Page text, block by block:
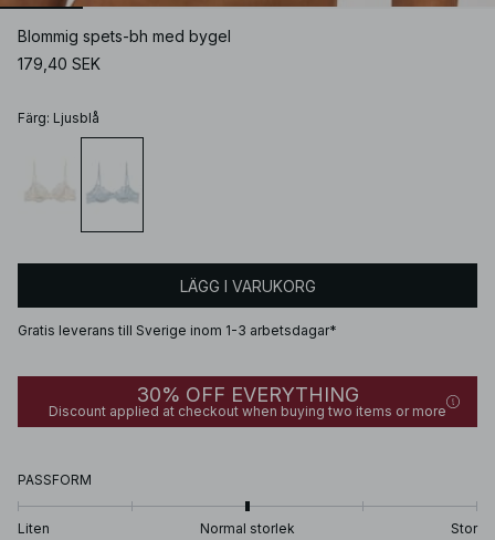
Blommig spets-bh med bygel
179,40 SEK
Färg: Ljusblå
LÄGG I VARUKORG
Gratis leverans till Sverige inom 1-3 arbetsdagar*
30% OFF EVERYTHING
Discount applied at checkout when buying two items or more
PASSFORM
Liten Normal storlek Stor